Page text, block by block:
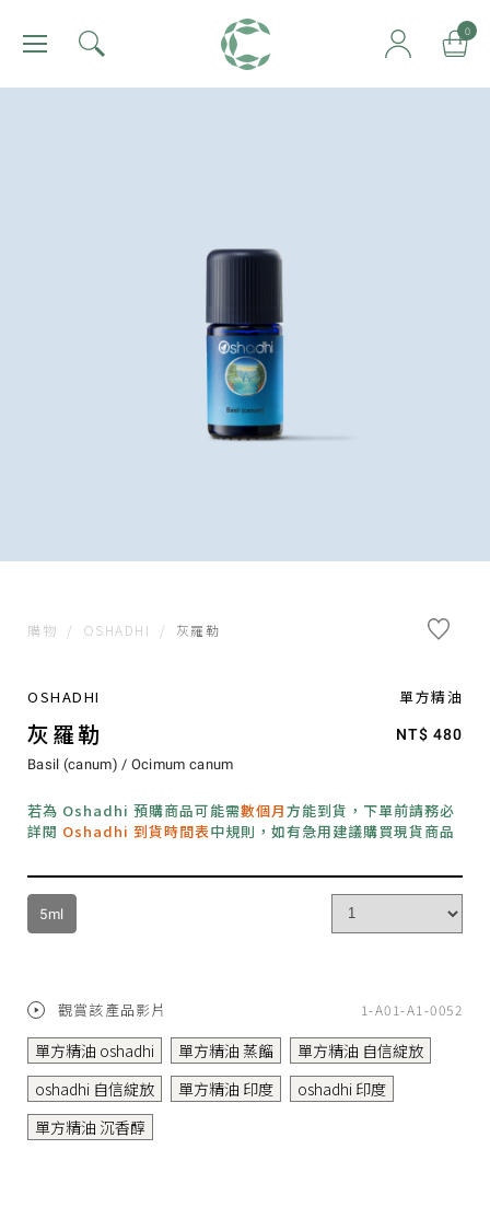
肯園 Canjune 0
購物 / OSHADHI / 灰羅勒
OSHADHI 單方精油
灰羅勒 NT$ 480
Basil (canum) / Ocimum canum
若為 Oshadhi 預購商品可能需數個月方能到貨，下單前請務必
詳閱 Oshadhi 到貨時間表中規則，如有急用建議購買現貨商品
5ml
觀賞該產品影片 1-A01-A1-0052
單方精油 oshadhi 單方精油 蒸餾
單方精油 自信綻放
oshadhi 自信綻放
單方精油 印度
oshadhi 印度
單方精油 沉香醇